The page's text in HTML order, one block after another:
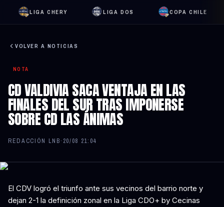
LIGA CHERY LIGA DOS COPA CHILE
VOLVER A NOTICIAS
NOTA
CD VALDIVIA SACA VENTAJA EN LAS
FINALES DEL SUR TRAS IMPONERSE
SOBRE CD LAS ÁNIMAS
REDACCIÓN LNB· 20/08 21:04
El CDV logró el triunfo ante sus vecinos del barrio norte y
dejan 2-1 la definición zonal en la Liga CDO+ by Cecinas